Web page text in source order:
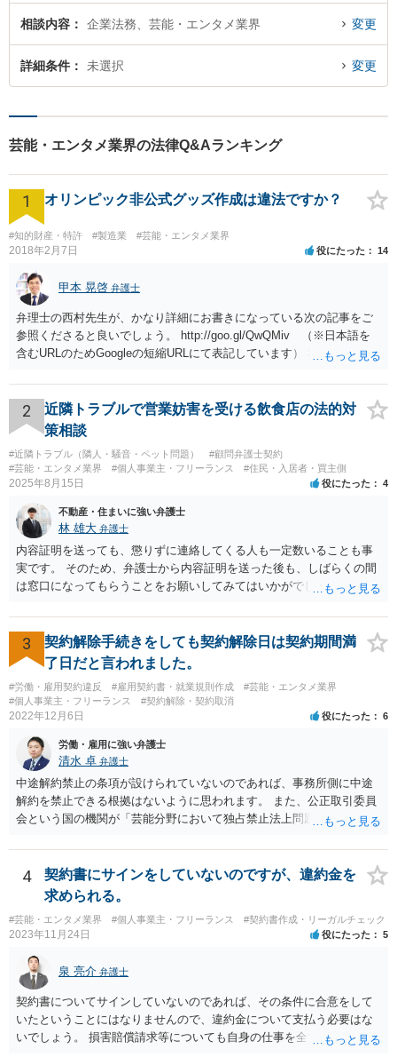
相談内容 企業法務、芸能・エンタメ業界 変更
詳細条件 未選択 変更
芸能・エンタメ業界の法律Q&Aランキング
1 オリンピック非公式グッズ作成は違法ですか？
#知的財産・特許 #製造業 #芸能・エンタメ業界
2018年2月7日 役にたった 14
甲本 晃啓 弁護士
弁理士の西村先生が、かなり詳細にお書きになっている次の記事をご
参照くださると良いでしょう。 http://goo.gl/QwQMiv （※日本語を
含むURLのためGoogleの短縮URLにて表記しています） 私も同先生と
とも不正競争防止法上の問題は生じうると思います。
2
近隣トラブルで営業妨害を受ける飲食店の法的対
策相談
#近隣トラブル（隣人・騒音・ペット問題）
#顧問弁護士契約
#芸能・エンタメ業界
#個人事業主・フリーランス #住民・入居者・買主側
2025年8月15日 役にたった 4
不動産・住まいに強い弁護士
林 雄大 弁護士
内容証明を送っても、懲りずに連絡してくる人も一定数いることも事
実です。 そのため、弁護士から内容証明を送った後も、しばらくの間
は窓口になってもらうことをお願いしてみてはいかがでしょうか。 そ
口（弁護士に）言ってください」とだけお伝えし、それ以外には一切
応じないという姿勢をとることができるため、スタッフの方の負担軽
減を図れると思います。 大変な状況かと思いますが、ご参考になりま
3
契約解除手続きをしても契約解除日は契約期間満
了日だと言われました。
#労働・雇用契約違反 #雇用契約書・就業規則作成
#芸能・エンタメ業界
#個人事業主・フリーランス
#契約解除・契約取消
2022年12月6日 役にたった 6
労働・雇用に強い弁護士
清水 卓 弁護士
中途解約禁止の条項が設けられていないのであれば、事務所側に中途
解約を禁止できる根拠はないように思われます。 また、公正取引委員
会という国の機関が「芸能分野において独占禁止法上問題となり得る
活動を⾏えない旨の義務を課し，⼜は移籍・独⽴した場合には芸能活
動を妨害する旨⽰唆して，移籍・独⽴を諦めさせること（優越的地位
の濫⽤等）を例示しています。 ライバー事務所にも同様のことが言え
る可能性があり、あなたのケースでも、独占禁止法上問題となり得ま
す。 ただし、「※これら⾏為が実際に独占禁⽌法違反となるかどうか
は，具体的態様に照らして個別に判断されることとなる。例えば，優
越的地位の濫⽤に関して，不当に不利益を与えるか否かは，課される
義務等の内容や期間が⽬的に照らして過⼤であるか，与える不利益の
程度，代償措置の有無やその⽔準，あらかじめ⼗分な協議が⾏われた
か等を考慮の上，個別具体的に判断される」という指摘もなされてい
るので、ご事案に応じ、挙げられている事情を具体的に検討して行く
必要があります。 なお、退所等で事務所側と揉めるようであれば、弁
4
契約書にサインをしていないのですが、違約金を
求められる。
#芸能・エンタメ業界 #個人事業主・フリーランス #契約書作成・リーガルチェック
2023年11月24日 役にたった 5
泉 亮介 弁護士
契約書についてサインしていないのであれば、その条件に合意をして
いたということにはなりませんので、違約金について支払う必要はな
いでしょう。 損害賠償請求等についても自身の仕事を全て処理してか